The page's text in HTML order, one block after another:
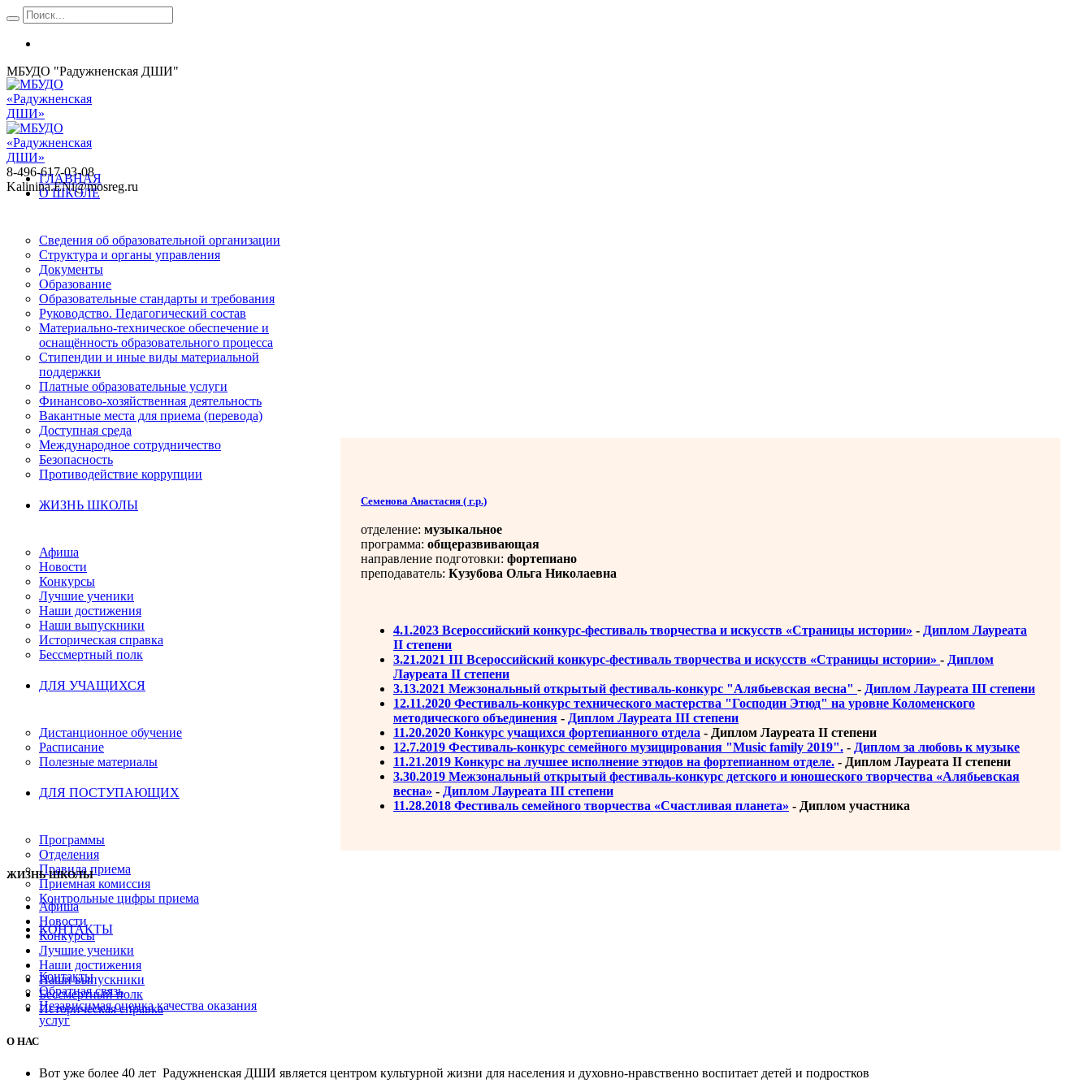
МБУДО "Радужненская ДШИ"
8-496-617-03-08
Kalinina.ENi@mosreg.ru
ГЛАВНАЯ
О ШКОЛЕ
Сведения об образовательной организации
Структура и органы управления
Документы
Образование
Образовательные стандарты и требования
Руководство. Педагогический состав
Материально-техническое обеспечение и
оснащённость образовательного процесса
Стипендии и иные виды материальной
поддержки
Платные образовательные услуги
Финансово-хозяйственная деятельность
Вакантные места для приема (перевода)
Доступная среда
Международное сотрудничество
Безопасность
Противодействие коррупции
ЖИЗНЬ ШКОЛЫ
Афиша
Новости
Конкурсы
Лучшие ученики
Наши достижения
Наши выпускники
Историческая справка
Бессмертный полк
ДЛЯ УЧАЩИХСЯ
Дистанционное обучение
Расписание
Полезные материалы
ДЛЯ ПОСТУПАЮЩИХ
Программы
Отделения
Правила приема
Приемная комиссия
Контрольные цифры приема
КОНТАКТЫ
Контакты
Обратная связь
Независимая оценка качества оказания
услуг
Семенова Анастасия ( г.р.)
отделение: музыкальное
программа: общеразвивающая
направление подготовки: фортепиано
преподаватель: Кузубова Ольга Николаевна
4.1.2023 Всероссийский конкурс-фестиваль творчества и искусств «Страницы истории» - Диплом Лауреата
II степени
3.21.2021 III Всероссийский конкурс-фестиваль творчества и искусств «Страницы истории» - Диплом
Лауреата II степени
3.13.2021 Межзональный открытый фестиваль-конкурс "Алябьевская весна" - Диплом Лауреата III степени
12.11.2020 Фестиваль-конкурс технического мастерства "Господин Этюд" на уровне Коломенского
методического объединения - Диплом Лауреата III степени
11.20.2020 Конкурс учащихся фортепианного отдела - Диплом Лауреата II степени
12.7.2019 Фестиваль-конкурс семейного музицирования "Music family 2019". - Диплом за любовь к музыке
11.21.2019 Конкурс на лучшее исполнение этюдов на фортепианном отделе. - Диплом Лауреата II степени
3.30.2019 Межзональный открытый фестиваль-конкурс детского и юношеского творчества «Алябьевская
весна» - Диплом Лауреата III степени
11.28.2018 Фестиваль семейного творчества «Счастливая планета» - Диплом участника
ЖИЗНЬ ШКОЛЫ
Афиша
Новости
Конкурсы
Лучшие ученики
Наши достижения
Наши выпускники
Бессмертный полк
Историческая справка
О НАС
Вот уже более 40 лет Радужненская ДШИ является центром культурной жизни для населения и духовно-нравственно воспитает детей и подростков